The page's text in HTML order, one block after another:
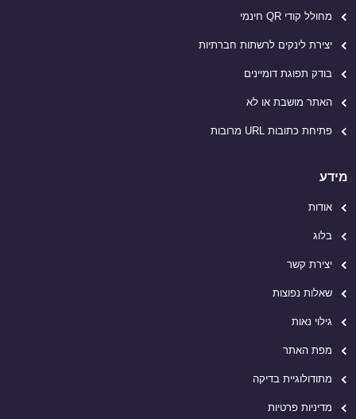
מחולל קודי QR חינמי
יצירת לינקים לרשתות חברתיות
בודק תפוגת דומיינים
האתר מושבת או לא
פתיחת כתובות URL מרובות
מידע
אודות
בלוג
יצירת קשר
שאלות נפוצות
גילוי נאות
מפת האתר
מתודולוגיית בדיקה
מדיניות פרטיות